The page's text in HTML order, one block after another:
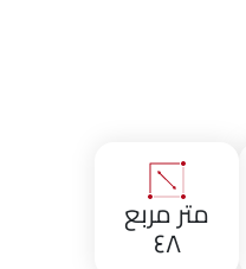
متر مربع
٤٨